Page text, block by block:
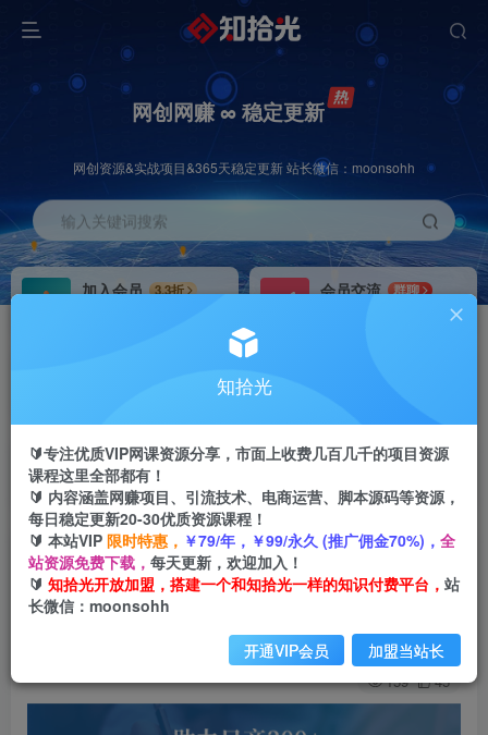
网创网赚 ∞ 稳定更新
网创资源&实战项目&365天稳定更新 站长微信：moonsohh
输入关键词搜索
加入会员
3.3折
会员交流
群聊
公众号高效创收快速通道，三分钟搞定原创爆文，
助力日产300+
关注 私信
159 45
知拾光
🔰专注优质VIP网课资源分享，市面上收费几百几千的项目资源
课程这里全部都有！
🔰 内容涵盖网赚项目、引流技术、电商运营、脚本源码等资源，
每日稳定更新20-30优质资源课程！
🔰 本站VIP 限时特惠， ￥79/年，￥99/永久 (推广佣金70%)， 全
站资源免费下载， 每天更新，欢迎加入！
🔰 知拾光开放加盟，搭建一个和知拾光一样的知识付费平台， 站
长微信：moonsohh
开通VIP会员 加盟当站长